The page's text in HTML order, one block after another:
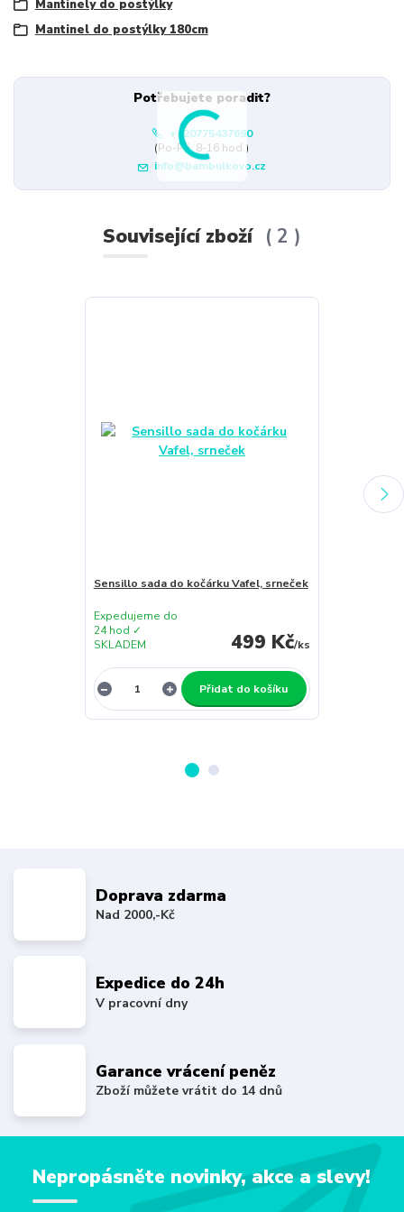
Mantinely do postýlky
Mantinel do postýlky 180cm
Potřebujete poradit?
+420775437690
(Po-Pá, 8-16 hod.)
info@bambulkovo.cz
Související zboží 2
Sensillo sada do kočárku Vafel, srneček
499 Kč/ks
Expedujeme do
24 hod ✓
SKLADEM
Přidat do košíku
Doprava zdarma
Nad 2000,-Kč
Expedice do 24h
V pracovní dny
Garance vrácení peněz
Zboží můžete vrátit do 14 dnů
Nepropásněte novinky, akce a slevy!